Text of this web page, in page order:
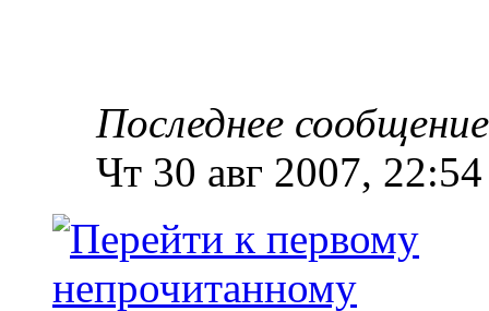
Последнее
Чт 30 авг 2007, 22:54